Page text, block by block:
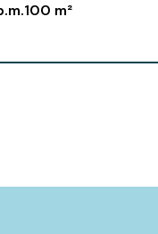
100 m²